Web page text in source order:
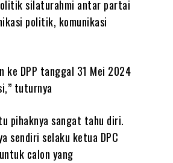
silaturahmi antar partai
politik, komunikasi
ke DPP tanggal 31 Mei 2024
tuturnya
pihaknya sangat tahu diri.
sendiri selaku ketua DPC
calon yang